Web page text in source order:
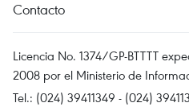
Contacto
Licencia No. 1374/GP-BTTTT
2008 por el Ministerio de
Tel.: (024) 39411349 - (024)